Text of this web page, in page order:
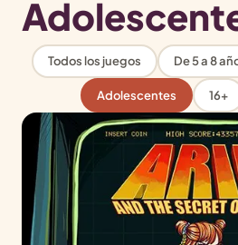
Todos los juegos De 5 a 8
Adolescentes 16+